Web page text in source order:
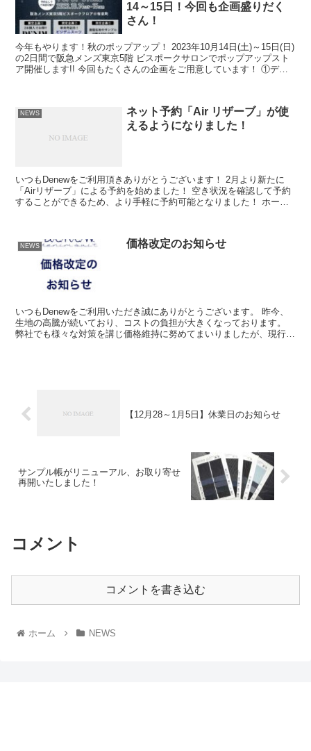
14～15日！今回も企画盛りだく
さん！
今年もやります！秋のポップアップ！ 2023年10月14日(土)～15日(日)
の2日間で阪急メンズ東京5階 ビスポークサロンでポップアップスト
ア開催します!! 今回もたくさんの企画をご用意しています！ ①デニ
NEWS
ネット予約「Air リザーブ」が使
えるようになりました！
いつもDenewをご利用頂きありがとうございます！ 2月より新たに
「Airリザーブ」による予約を始めました！ 空き状況を確認して予約
することができるため、より手軽に予約可能となりました！ ホーム
NEWS 価格改定のお知らせ
いつもDenewをご利用いただき誠にありがとうございます。 昨今、
生地の高騰が続いており、コストの負担が大きくなっております。
弊社でも様々な対策を講じ価格維持に努めてまいりましたが、現行の
【12月28～1月5日】休業日のお知らせ
サンプル帳がリニューアル、お取り寄せ
再開いたしました！
コメント
コメントを書き込む
ホーム NEWS